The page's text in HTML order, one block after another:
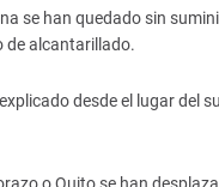
se han quedado sin
de alcantarillado.
desde el lugar del
o Quito se han